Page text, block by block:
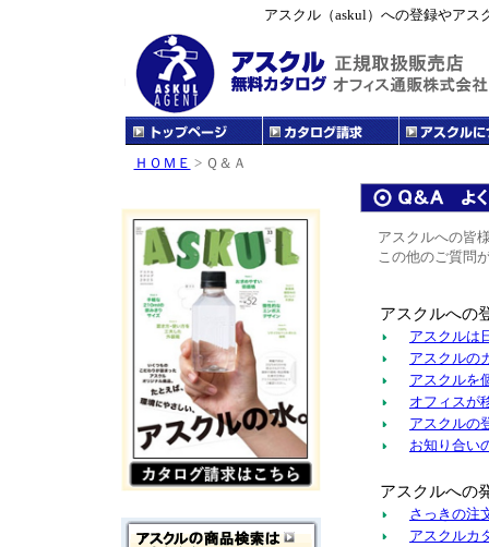
アスクル（askul）への登録やア
ＨＯＭＥ > Ｑ＆Ａ
アスクルへの皆
この他のご質問
アスクルへの
アスクルは
アスクルの
アスクルを
オフィスが
アスクルの
お知り合い
アスクルへの
さっきの注
アスクルカ